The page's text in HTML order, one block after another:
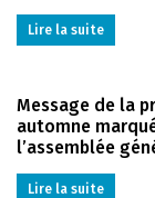
Lire la suite
Message de la
automne
l’assemblée
Lire la suite